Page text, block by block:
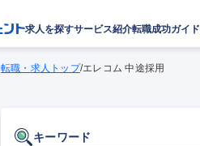
求人を探すサービス紹介転職成功ガイド
転職・求人トップ/エレコム 中途採用
キーワード